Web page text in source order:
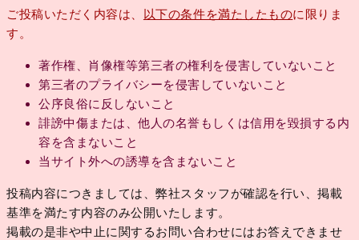
ご投稿いただく内容は、 以下の条件を満たしたものに限りま
す。
著作権、肖像権等第三者の権利を侵害していないこと
第三者のプライバシーを侵害していないこと
公序良俗に反しないこと
誹謗中傷または、他人の名誉もしくは信用を毀損する内
容を含まないこと
当サイト外への誘導を含まないこと
投稿内容につきましては、弊社スタッフが確認を行い、掲載
基準を満たす内容のみ公開いたします。
掲載の是非や中止に関するお問い合わせにはお答えできませ